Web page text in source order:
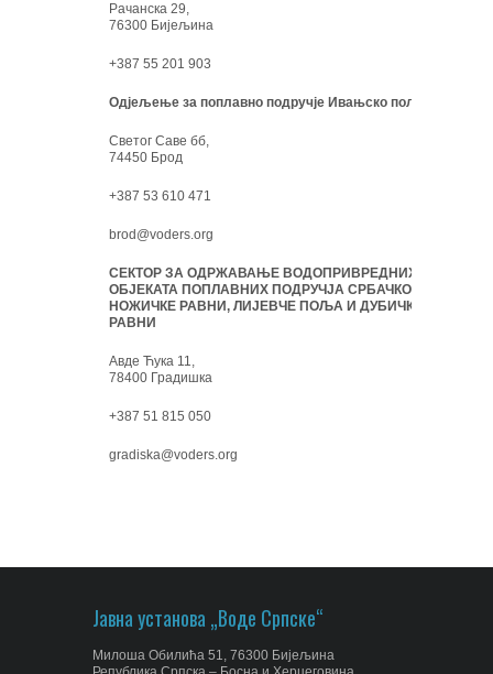
Рачанска 29,
76300 Бијељина
+387 55 201 903
Одјељење за поплавно подручје Ивањско поље:
Светог Саве бб,
74450 Брод
+387 53 610 471
brod@voders.org
СЕКТОР ЗА ОДРЖАВАЊЕ ВОДОПРИВРЕДНИХ
ОБЈЕКАТА ПОПЛАВНИХ ПОДРУЧЈА СРБАЧКО-
НОЖИЧКЕ РАВНИ, ЛИЈЕВЧЕ ПОЉА И ДУБИЧКЕ
РАВНИ
Авде Ћука 11,
78400 Градишка
+387 51 815 050
gradiska@voders.org
Јавна установа „Воде Српске“
Милоша Обилића 51, 76300 Бијељина